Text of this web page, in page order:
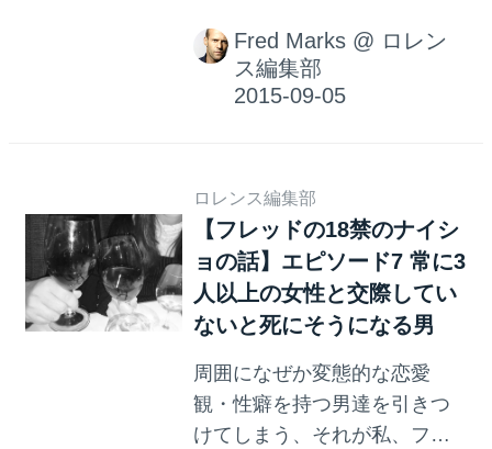
イショの話をお届けします。
Fred Marks @ ロレン
ス編集部
ロレンス編集部
【フレッドの18禁のナイシ
ョの話】エピソード7 常に3
人以上の女性と交際してい
ないと死にそうになる男
周囲になぜか変態的な恋愛
観・性癖を持つ男達を引きつ
けてしまう、それが私、フレ